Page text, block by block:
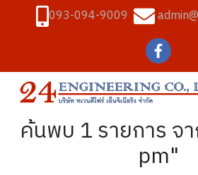
093-094-9009
ค้นพบ 1 รายการ จ
pm"